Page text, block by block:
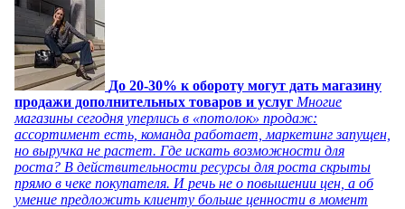
До 20-30% к обороту могут дать магазину
продажи дополнительных товаров и услуг Многие
магазины сегодня уперлись в «потолок» продаж:
ассортимент есть, команда работает, маркетинг запущен,
но выручка не растет. Где искать возможности для
роста? В действительности ресурсы для роста скрыты
прямо в чеке покупателя. И речь не о повышении цен, а об
умение предложить клиенту больше ценности в момент